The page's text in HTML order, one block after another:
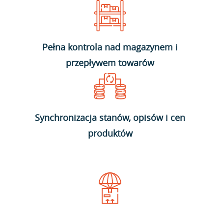
Pełna kontrola nad magazynem i
przepływem towarów
Synchronizacja stanów, opisów i cen
produktów